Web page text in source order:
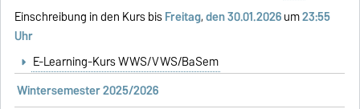
Einschreibung in den Kurs bisFreitag,den 30.01.2026um23:55
Uhr
E-Learning-Kurs WWS/VWS/BaSem
Wintersemester 2025/2026